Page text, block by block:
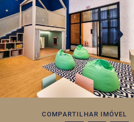
COMPARTILHAR IMÓVEL